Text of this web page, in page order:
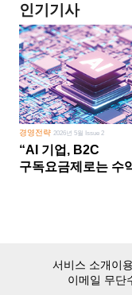
인기기사
경영전략 2026년 5월 Issue 2
“AI 기업, B2C
구독요금제로는 수
서비스 소개이
이메일 무단